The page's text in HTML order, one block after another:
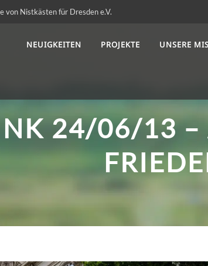
von Nistkästen für Dresden e.V.
NEUIGKEITEN PROJEKTE UNSERE
NK 24/06/13 –